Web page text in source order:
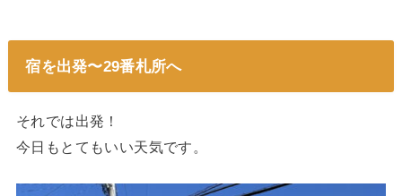
宿を出発〜29番札所へ
それでは出発！
今日もとてもいい天気です。